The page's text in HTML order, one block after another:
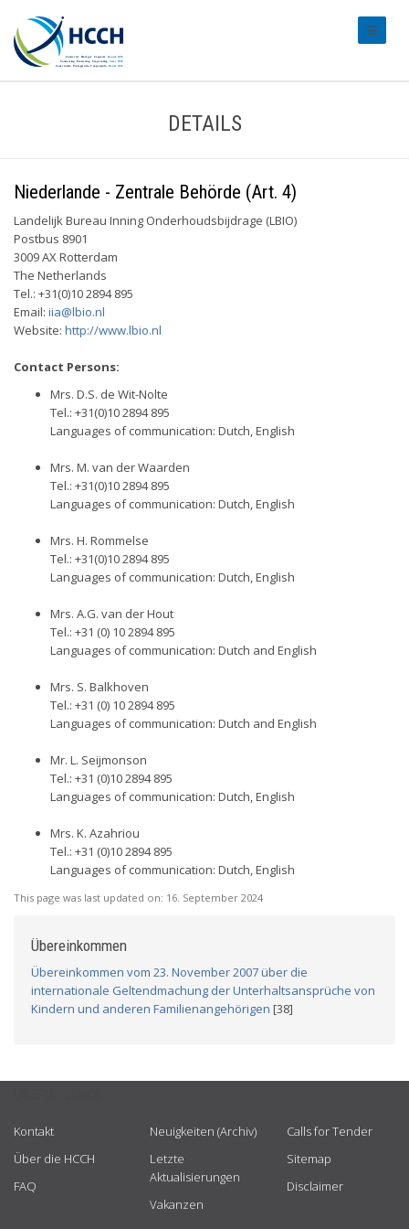
DETAILS
Niederlande - Zentrale Behörde (Art. 4)
Landelijk Bureau Inning Onderhoudsbijdrage (LBIO)
Postbus 8901
3009 AX Rotterdam
The Netherlands
Tel.: +31(0)10 2894 895
Email: iia@lbio.nl
Website: http://www.lbio.nl
Contact Persons:
Mrs. D.S. de Wit-Nolte
Tel.: +31(0)10 2894 895
Languages of communication: Dutch, English
Mrs. M. van der Waarden
Tel.: +31(0)10 2894 895
Languages of communication: Dutch, English
Mrs. H. Rommelse
Tel.: +31(0)10 2894 895
Languages of communication: Dutch, English
Mrs. A.G. van der Hout
Tel.: +31 (0) 10 2894 895
Languages of communication: Dutch and English
Mrs. S. Balkhoven
Tel.: +31 (0) 10 2894 895
Languages of communication: Dutch and English
Mr. L. Seijmonson
Tel.: +31 (0)10 2894 895
Languages of communication: Dutch, English
Mrs. K. Azahriou
Tel.: +31 (0)10 2894 895
Languages of communication: Dutch, English
This page was last updated on: 16. September 2024
Übereinkommen
Übereinkommen vom 23. November 2007 über die
internationale Geltendmachung der Unterhaltsansprüche von
Kindern und anderen Familienangehörigen [38]
Kontakt
Über die HCCH
FAQ
Neuigkeiten (Archiv)
Letzte
Aktualisierungen
Vakanzen
Calls for Tender
Sitemap
Disclaimer